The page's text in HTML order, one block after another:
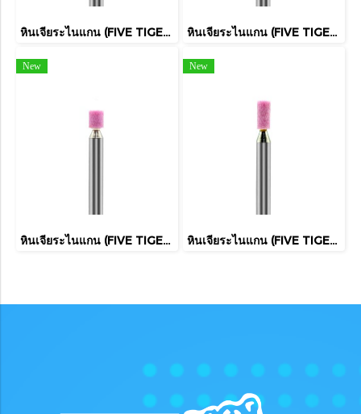
หินเจียระไนแกน (FIVE TIGER) หินเจียระไนแกน (FIVE TIGER)
New
หินเจียระไนแกน (FIVE TIGER)
New
หินเจียระไนแกน (FIVE TIGER)